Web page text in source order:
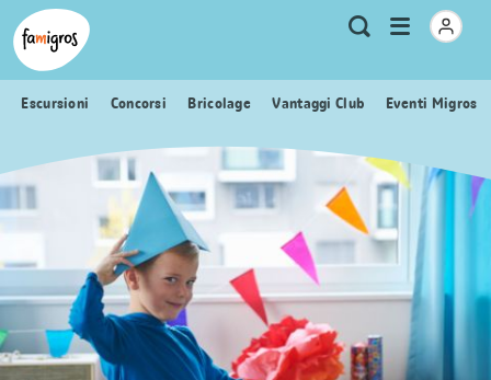
Navigazione
segnalibri
Header
Logo Metanavigazione
Ricerca
Apri
menu
Escursioni Concorsi Bricolage Vantaggi Club Eventi Migros